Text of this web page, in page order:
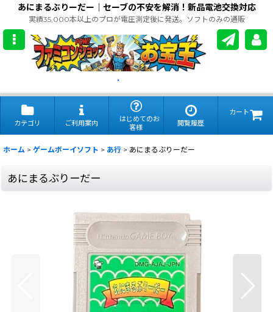
あにまるぶりーだー｜セーブの不安を解消！新品電池交換対応
実績35,000本以上のプロが電圧測定後に発送。ソフトのみの通販
.
カテゴリ ご利用案内
はじめてのお
客様
閲覧履歴
カート
ホーム > ゲームボーイソフト > あ行 > あにまるぶりーだー
あにまるぶりーだー